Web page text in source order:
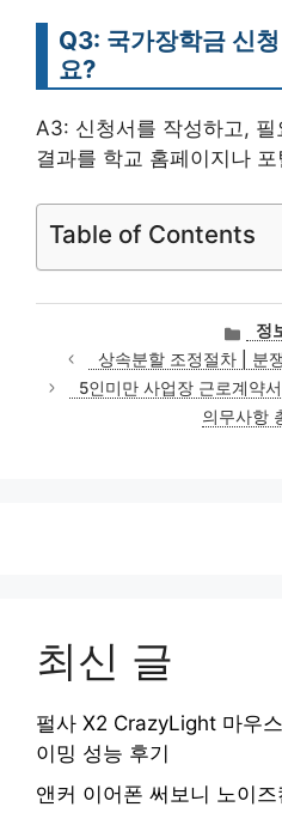
Q3: 국가장학금 신
요?
A3: 신청서를 작성하고,
결과를 학교 홈페이지나
Table of Contents
카
테
고
리
정
상속분할 조정절차 | 분
5인미만 사업장 근로계약
의무사항
최신 글
펄사 X2 CrazyLight 마우
이밍 성능 후기
앤커 이어폰 써보니 노이